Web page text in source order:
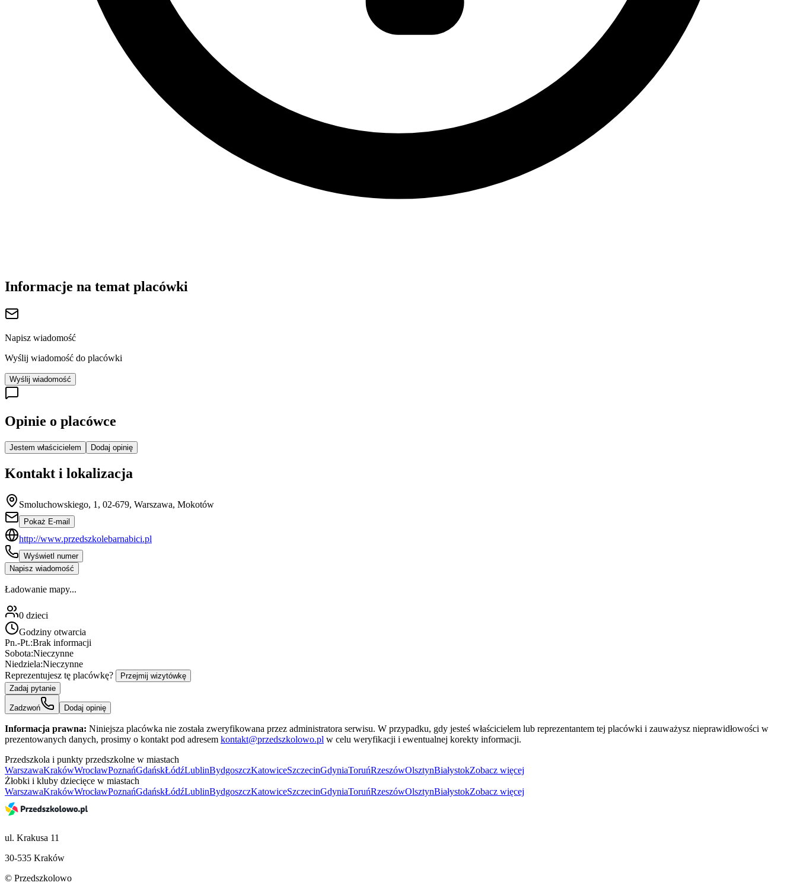
Informacje na temat placówki
Napisz wiadomość
Wyślij wiadomość do placówki
Wyślij wiadomość
Opinie o placówce
Jestem właścicielem Dodaj opinię
Kontakt i lokalizacja
Smoluchowskiego, 1, 02-679, Warszawa, Mokotów
Pokaż E-mail
http://www.przedszkolebarnabici.pl
Wyświetl numer
Napisz wiadomość
Ładowanie mapy...
0 dzieci
Godziny otwarcia
Pn.-Pt.:Brak informacji
Sobota:Nieczynne
Niedziela:Nieczynne
Reprezentujesz tę placówkę?
Przejmij wizytówkę
Zadaj pytanie
Zadzwoń Dodaj opinię
Informacja prawna: Niniejsza placówka nie została zweryfikowana przez administratora serwisu. W przypadku, gdy jesteś właścicielem lub reprezentantem tej placówki i zauważysz nieprawidłowości w
prezentowanych danych, prosimy o kontakt pod adresem kontakt@przedszkolowo.pl w celu weryfikacji i ewentualnej korekty informacji.
Przedszkola i punkty przedszkolne w miastach
WarszawaKrakówWrocławPoznańGdańskŁódźLublinBydgoszczKatowiceSzczecinGdyniaToruńRzeszówOlsztynBiałystokZobacz więcej
Żłobki i kluby dziecięce w miastach
WarszawaKrakówWrocławPoznańGdańskŁódźLublinBydgoszczKatowiceSzczecinGdyniaToruńRzeszówOlsztynBiałystokZobacz więcej
ul. Krakusa 11
30-535 Kraków
© Przedszkolowo